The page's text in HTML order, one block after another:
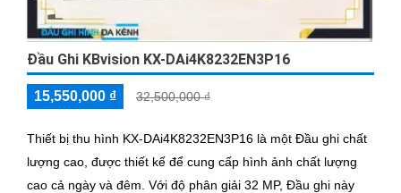
Đầu Ghi KBvision KX-DAi4K8232EN3P16
15,550,000 ₫ 32,500,000 ₫
Thiết bị thu hình KX-DAi4K8232EN3P16 là một Đầu ghi chất
lượng cao, được thiết kế để cung cấp hình ảnh chất lượng
cao cả ngày và đêm. Với độ phân giải 32 MP, Đầu ghi này